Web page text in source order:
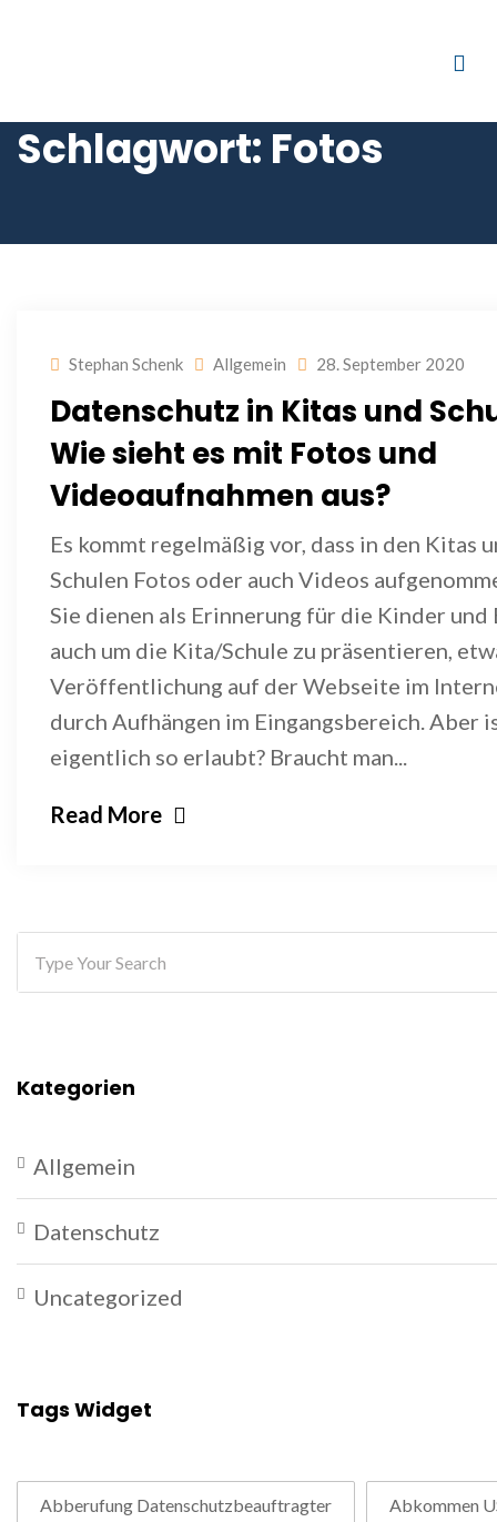
Schlagwort: Fotos
Stephan Schenk Allgemein 28. September 2020
Datenschutz in Kitas und
Wie sieht es mit Fotos und
Videoaufnahmen aus?
Es kommt regelmäßig vor, dass in den Kitas
Schulen Fotos oder auch Videos
Sie dienen als Erinnerung für die Kinder
auch um die Kita/Schule zu präsentieren,
Veröffentlichung auf der Webseite im
durch Aufhängen im Eingangsbereich. Aber
eigentlich so erlaubt? Braucht man...
Read More
Kategorien
Allgemein
Datenschutz
Uncategorized
Tags Widget
Abberufung Datenschutzbeauftragter Abkommen